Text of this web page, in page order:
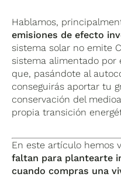
Hablamos,
emisiones de efecto
sistema solar no emite
sistema alimentado por
que, pasándote al
conseguirás aportar tu
conservación del
propia transición
En este artículo hemos
faltan para plantearte
cuando compras una